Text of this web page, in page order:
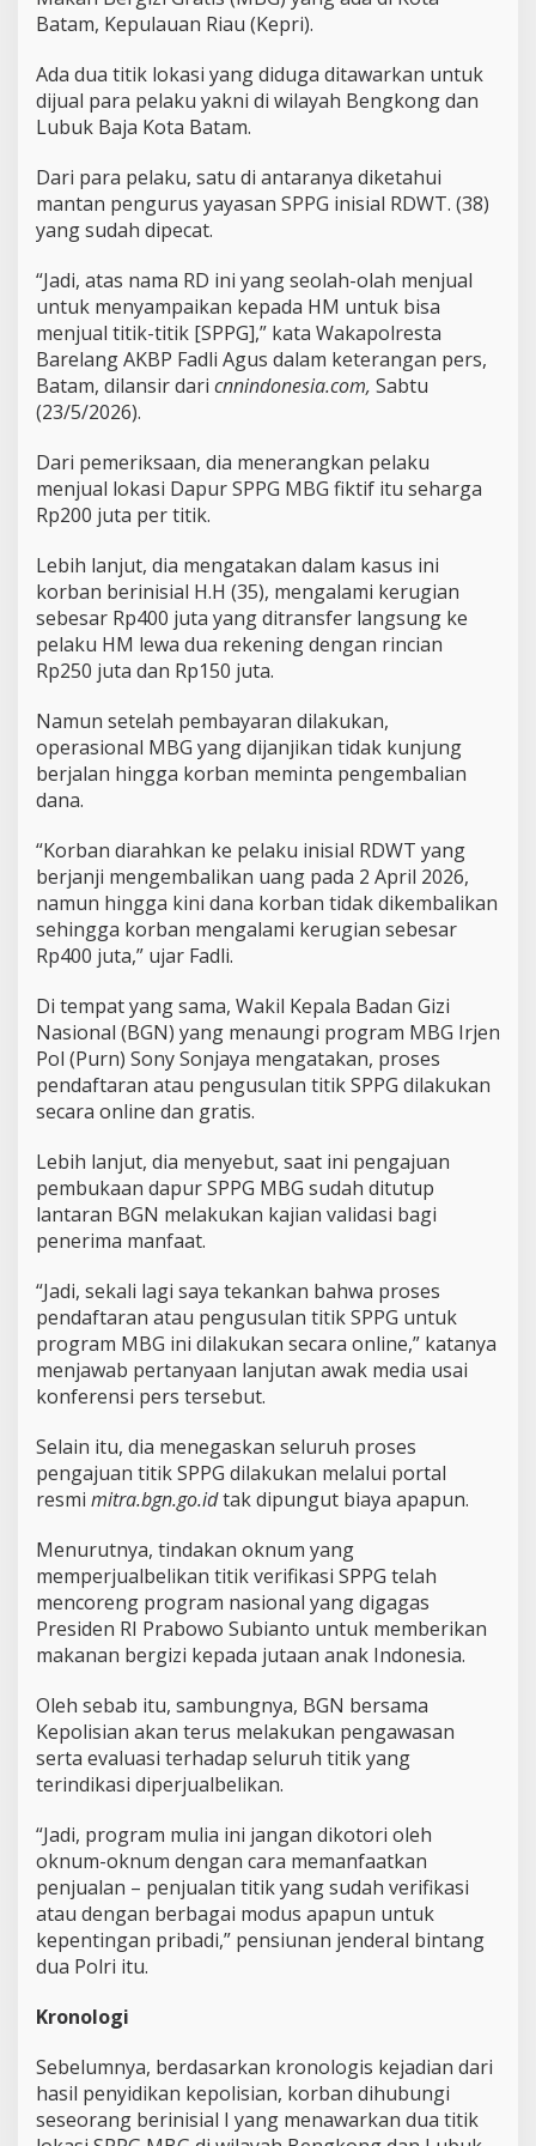
p
o
l
Batam, Kepulauan Riau (Kepri).
Ada dua titik lokasi yang diduga ditawarkan untuk
dijual para pelaku yakni di wilayah Bengkong dan
Lubuk Baja Kota Batam.
Dari para pelaku, satu di antaranya diketahui
mantan pengurus yayasan SPPG inisial RDWT. (38)
yang sudah dipecat.
“Jadi, atas nama RD ini yang seolah-olah menjual
untuk menyampaikan kepada HM untuk bisa
menjual titik-titik [SPPG],” kata Wakapolresta
Barelang AKBP Fadli Agus dalam keterangan pers,
Batam, dilansir dari cnnindonesia.com, Sabtu
(23/5/2026).
Dari pemeriksaan, dia menerangkan pelaku
menjual lokasi Dapur SPPG MBG fiktif itu seharga
Rp200 juta per titik.
Lebih lanjut, dia mengatakan dalam kasus ini
korban berinisial H.H (35), mengalami kerugian
sebesar Rp400 juta yang ditransfer langsung ke
pelaku HM lewa dua rekening dengan rincian
Rp250 juta dan Rp150 juta.
Namun setelah pembayaran dilakukan,
operasional MBG yang dijanjikan tidak kunjung
berjalan hingga korban meminta pengembalian
dana.
“Korban diarahkan ke pelaku inisial RDWT yang
berjanji mengembalikan uang pada 2 April 2026,
namun hingga kini dana korban tidak dikembalikan
sehingga korban mengalami kerugian sebesar
Rp400 juta,” ujar Fadli.
Di tempat yang sama, Wakil Kepala Badan Gizi
Nasional (BGN) yang menaungi program MBG Irjen
Pol (Purn) Sony Sonjaya mengatakan, proses
pendaftaran atau pengusulan titik SPPG dilakukan
secara online dan gratis.
Lebih lanjut, dia menyebut, saat ini pengajuan
pembukaan dapur SPPG MBG sudah ditutup
lantaran BGN melakukan kajian validasi bagi
penerima manfaat.
“Jadi, sekali lagi saya tekankan bahwa proses
pendaftaran atau pengusulan titik SPPG untuk
program MBG ini dilakukan secara online,” katanya
menjawab pertanyaan lanjutan awak media usai
konferensi pers tersebut.
Selain itu, dia menegaskan seluruh proses
pengajuan titik SPPG dilakukan melalui portal
resmi mitra.bgn.go.idtak dipungut biaya apapun.
Menurutnya, tindakan oknum yang
memperjualbelikan titik verifikasi SPPG telah
mencoreng program nasional yang digagas
Presiden RI Prabowo Subianto untuk memberikan
makanan bergizi kepada jutaan anak Indonesia.
Oleh sebab itu, sambungnya, BGN bersama
Kepolisian akan terus melakukan pengawasan
serta evaluasi terhadap seluruh titik yang
terindikasi diperjualbelikan.
“Jadi, program mulia ini jangan dikotori oleh
oknum-oknum dengan cara memanfaatkan
penjualan – penjualan titik yang sudah verifikasi
atau dengan berbagai modus apapun untuk
kepentingan pribadi,” pensiunan jenderal bintang
dua Polri itu.
Kronologi
Sebelumnya, berdasarkan kronologis kejadian dari
hasil penyidikan kepolisian, korban dihubungi
seseorang berinisial I yang menawarkan dua titik